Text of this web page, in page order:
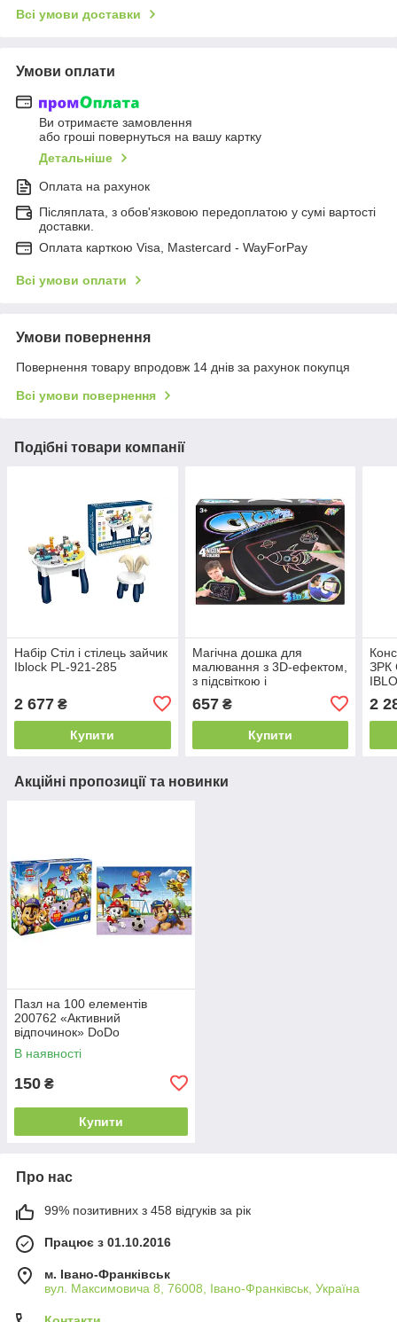
Всі умови доставки
Умови оплати
Ви отримаєте замовлення
або гроші повернуться на вашу картку
Детальніше
Оплата на рахунок
Післяплата, з обов'язковою передоплатою у сумі вартості
доставки.
Оплата карткою Visa, Mastercard - WayForPay
Всі умови оплати
Умови повернення
Повернення товару впродовж 14 днів за рахунок покупця
Всі умови повернення
Подібні товари компанії
Набір Стіл і стілець зайчик
Iblock PL-921-285
2 677 ₴
Купити
Магічна дошка для
малювання з 3D-ефектом,
з підсвіткою і
р.38,5*29*5,5 см
657₴
Купити
ЗРК
2
Акційні пропозиції та новинки
Пазл на 100 елементів
200762 «Активний
відпочинок» DoDo
В наявності
150 ₴
Купити
Про нас
99% позитивних з 458 відгуків за рік
Працює з 01.10.2016
м. Івано-Франківськ
вул. Максимовича 8, 76008, Івано-Франківськ, Україна